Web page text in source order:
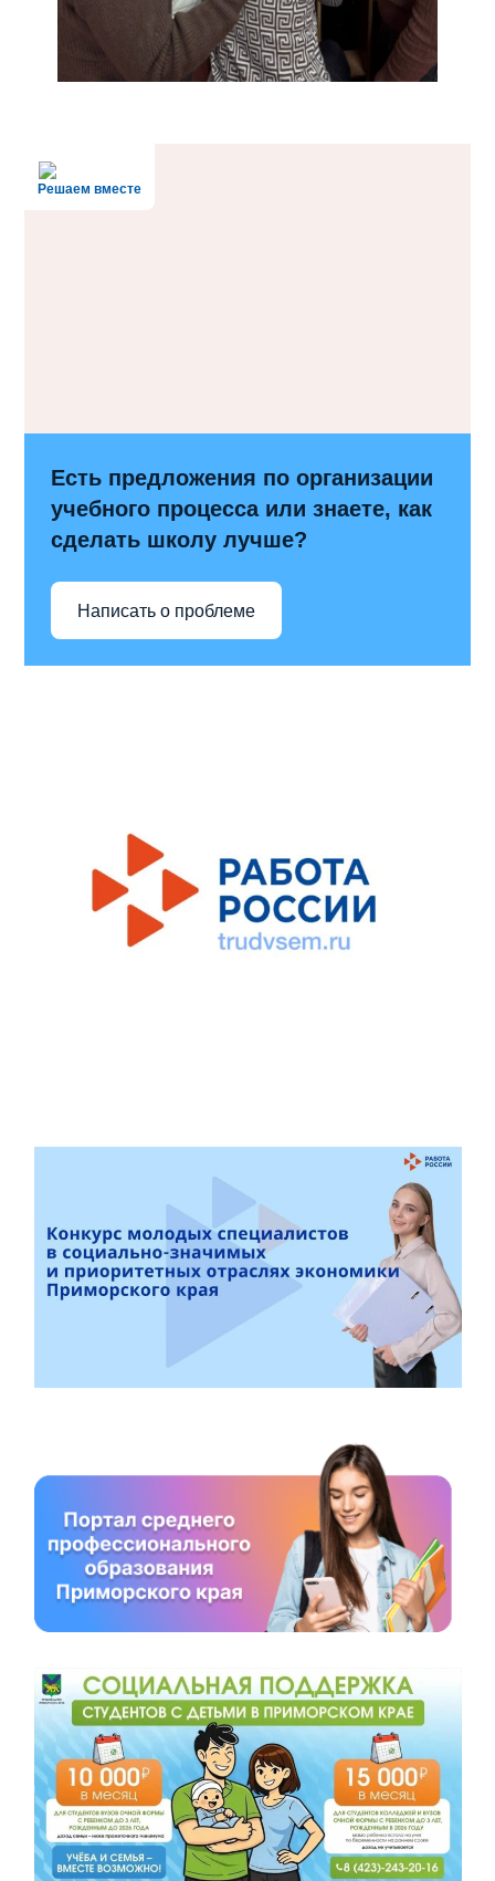
Решаем вместе
Есть предложения по организации
учебного процесса или знаете, как
сделать школу лучше?
Написать о проблеме